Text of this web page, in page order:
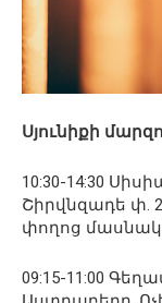
Սյունիքի
10:30-14:30
Շիրվնզադե փ. 2,
փողոց
09:15-11:00